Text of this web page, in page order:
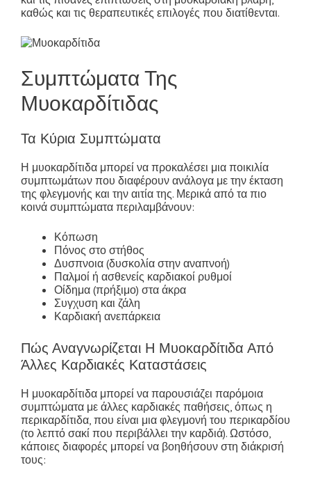
καθώς και τις θεραπευτικές επιλογές που διατίθενται.
Συμπτώματα Της
Μυοκαρδίτιδας
Τα Κύρια Συμπτώματα
Η μυοκαρδίτιδα μπορεί να προκαλέσει μια ποικιλία
συμπτωμάτων που διαφέρουν ανάλογα με την έκταση
της φλεγμονής και την αιτία της. Μερικά από τα πιο
κοινά συμπτώματα περιλαμβάνουν:
Κόπωση
Πόνος στο στήθος
Δυσπνοια (δυσκολία στην αναπνοή)
Παλμοί ή ασθενείς καρδιακοί ρυθμοί
Οίδημα (πρήξιμο) στα άκρα
Συγχυση και ζάλη
Καρδιακή ανεπάρκεια
Πώς Αναγνωρίζεται Η Μυοκαρδίτιδα Από
Άλλες Καρδιακές Καταστάσεις
Η μυοκαρδίτιδα μπορεί να παρουσιάζει παρόμοια
συμπτώματα με άλλες καρδιακές παθήσεις, όπως η
περικαρδίτιδα, που είναι μια φλεγμονή του περικαρδίου
(το λεπτό σακί που περιβάλλει την καρδιά). Ωστόσο,
κάποιες διαφορές μπορεί να βοηθήσουν στη διάκρισή
τους: